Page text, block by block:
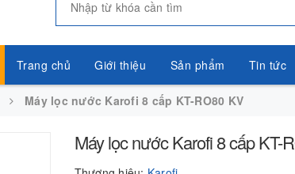
Trang chủ Giới thiệu Sản phẩm Tin tức
Máy lọc nước Karofi 8 cấp KT-RO80 KV
Máy lọc nước Karofi 8 cấp KT-